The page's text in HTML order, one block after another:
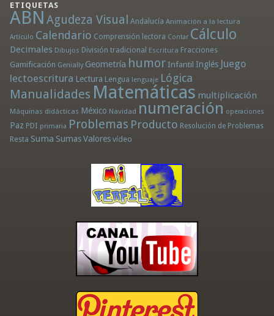
ETIQUETAS
ABN Agudeza Visual Andalucía Animación a la lectura
Artículo Calendario Comprensión lectora Contar Cálculo
Decimales Dibujos División tradicional Escritura Fracciones
Gamificación Genially Geometría humor Infantil Inglés Juego
lectoescritura Lectura Lengua lenguaje Lógica
Manualidades Matemáticas multiplicación
Máquinas didácticas México Navidad numeración operaciones
Paz PDI primaria Problemas Producto Resolución de Problemas
Resta Suma Sumas Valores vídeo